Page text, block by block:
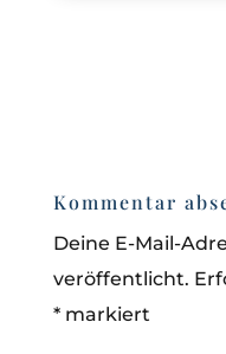
Kommentar
Deine E-Mail-
veröffentlicht.
*markiert